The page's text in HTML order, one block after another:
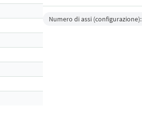
Numero di assi (configurazione):